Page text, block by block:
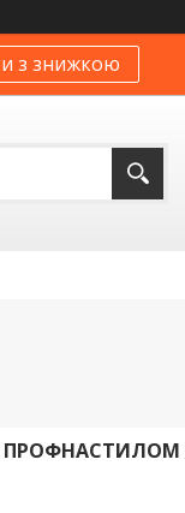
з знижкою